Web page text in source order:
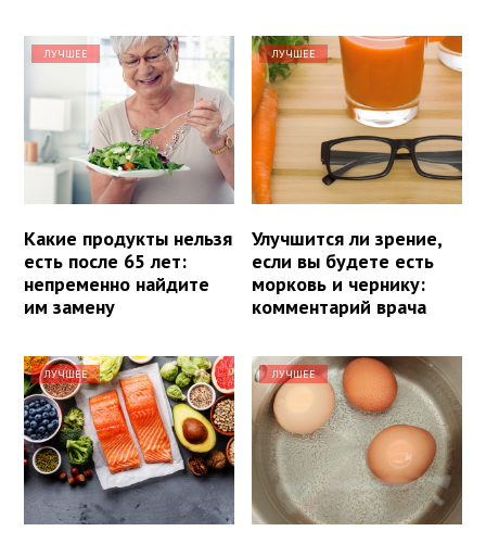
ЛУЧШЕЕ
Какие продукты нельзя
есть после 65 лет:
непременно найдите
им замену
ЛУЧШЕЕ
Улучшится ли зрение,
если вы будете есть
морковь и чернику:
комментарий врача
ЛУЧШЕЕ ЛУЧШЕЕ